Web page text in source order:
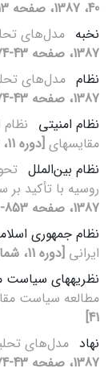
40، 1387، صفحه 313-348]
نخبه مدل‌های
1387، صفحه 43-74]
نظام مدل‌های
1387، صفحه 43-74]
نظام امنیتی
مقایسه‏ای [دوره 11، شماره 39، 1387، صفحه 5-41]
نظام بین‌الملل
روسیه با تأکید
1387، صفحه 853-876]
نظام جمهوری
ایرانی [دوره 11، شماره 39، 1387، صفحه 99-134]
نظریه‏های سیاست
مطالعه سیاست
41]
نهاد مدل‌های
1387، صفحه 43-74]